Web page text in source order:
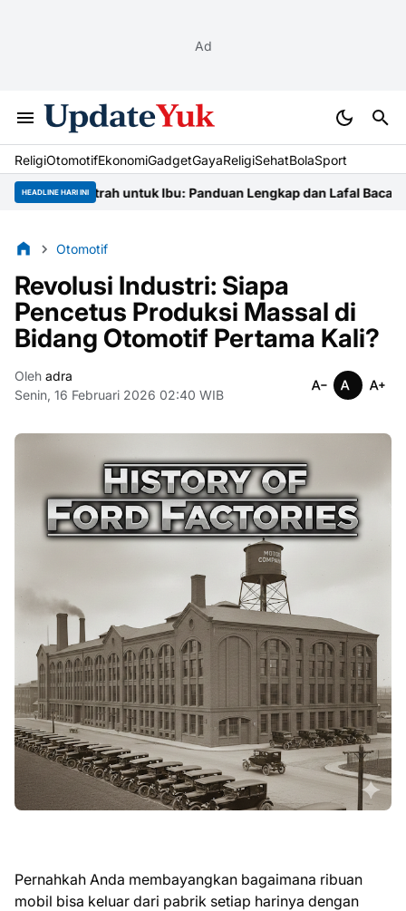
Ad
ReligiOtomotifEkonomiGadgetGayaReligiSehatBolaSport
HEADLINE HARI INI
Fitrah untuk Ibu: Panduan Lengkap dan Lafal Bacaannya
Otomotif
Revolusi Industri: Siapa
Pencetus Produksi Massal di
Bidang Otomotif Pertama Kali?
Oleh adra
Senin, 16 Februari 2026 02:40 WIB
Pernahkah Anda membayangkan bagaimana ribuan
mobil bisa keluar dari pabrik setiap harinya dengan